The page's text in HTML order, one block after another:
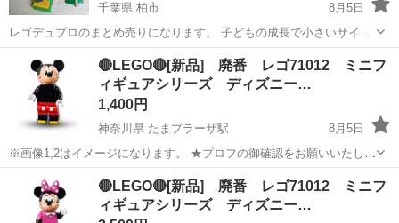
千葉県 柏市
8月5日
レゴデュプロのまとめ売りになります。 子どもの成長で小さいサイズ
のレゴ購入で使う機会もなくなってきましたので、必要とされる方へ
お譲りします。 アンパンマンとおおきなパン工場とすてきなおうちブ
ロックバケツ お...
おもちゃ アンパンマン
🔴LEGO🔴[新品] 廃番 レゴ71012 ミニフ
ィギュアシリーズ ディズニー…
1,400円
神奈川県 たまプラーザ駅
8月5日
※画像1,2はイメージになります。 ★プロフの御確認をお願いいたしま
す。 ※在庫有り 【状態】 袋入り新品未組立品(廃番) ※袋入り新品に
なりますが、中身確認の為、ポリバックの一部開封しています。ポリ
バックの状態を気になさ...
神奈川 横浜市 たまプラーザ駅 おもちゃ LEGO
🔴LEGO🔴[新品] 廃番 レゴ71012 ミニフ
ィギュアシリーズ ディズニー…